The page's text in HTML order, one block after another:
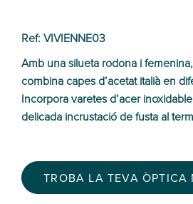
Ref: VIVIENNE03
Amb una silueta rodona i
combina capes d’acetat italià en
Incorpora varetes d’acer
delicada incrustació de fusta al
TROBA LA TEVA ÒPTICA